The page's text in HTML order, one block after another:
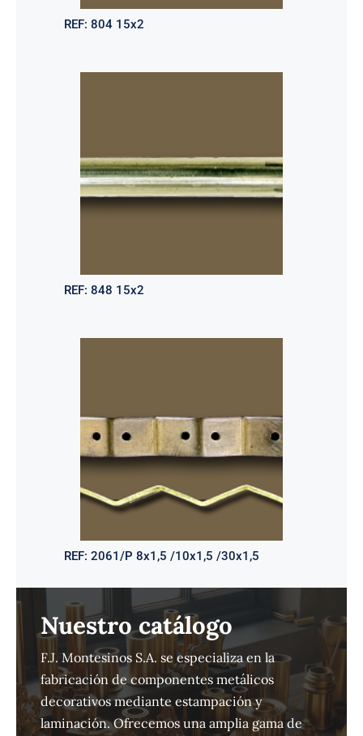
REF: 804 15x2
REF: 848 15x2
REF: 2061/P 8x1,5 /10x1,5 /30x1,5
Nuestro catálogo
F.J. Montesinos S.A. se especializa en la
fabricación de componentes metálicos
decorativos mediante estampación y
laminación. Ofrecemos una amplia gama de